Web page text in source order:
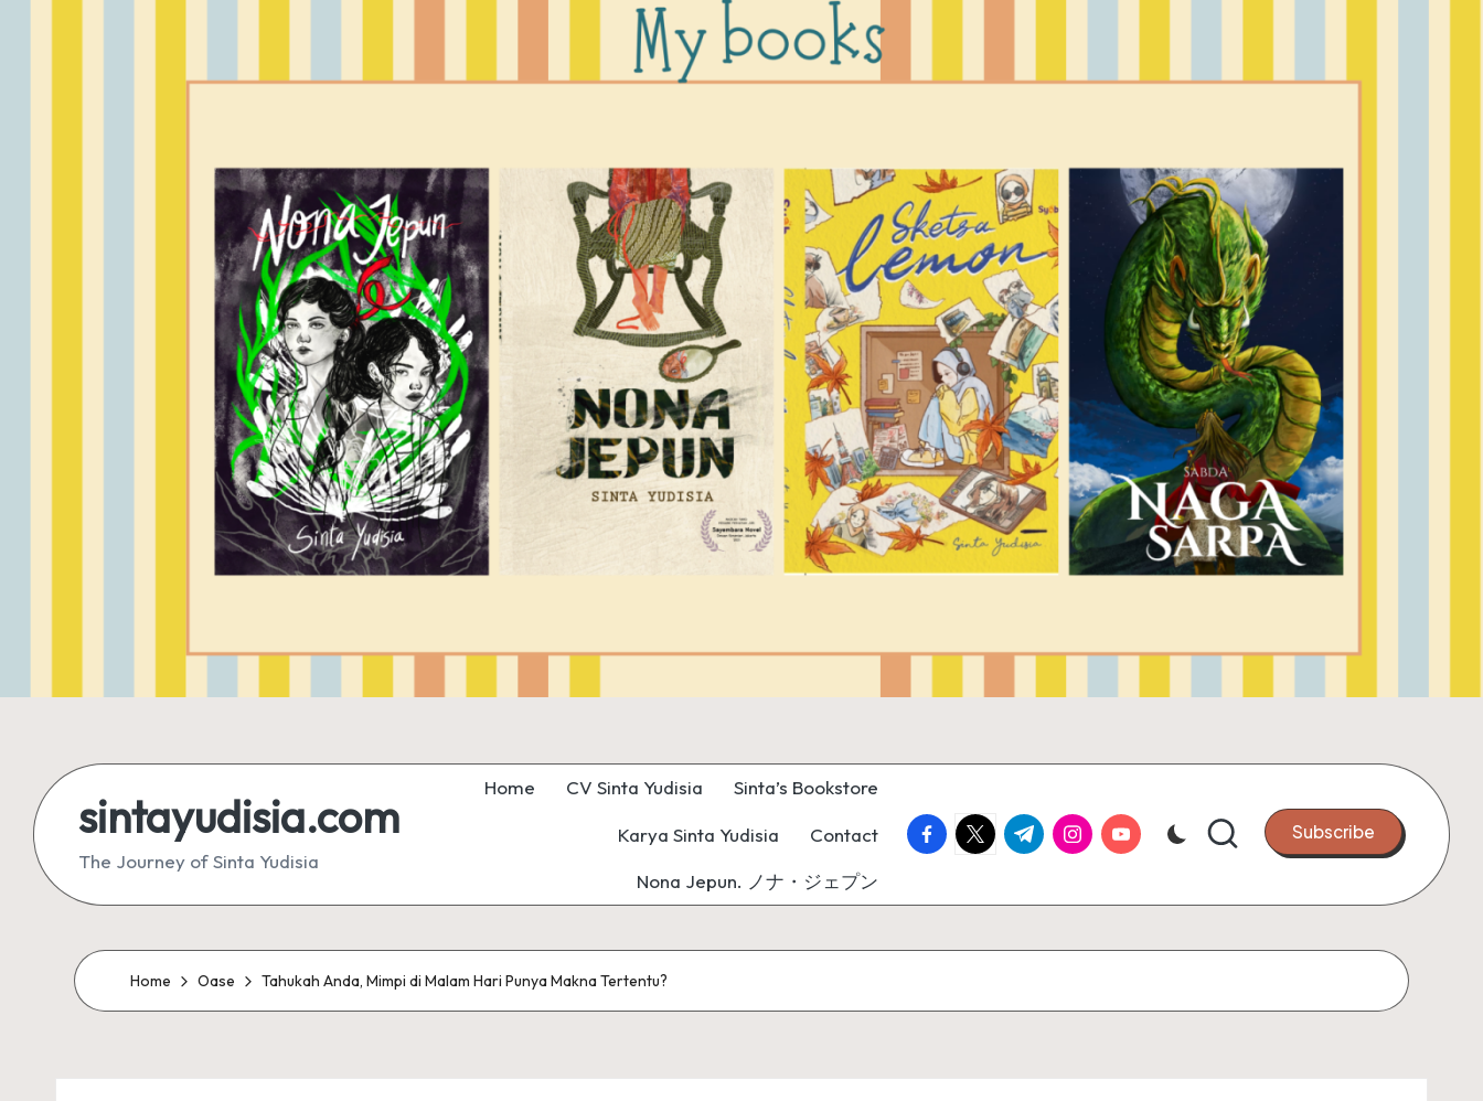
sintayudisia.com
The Journey of Sinta Yudisia
Home CV Sinta Yudisia Sinta’s Bookstore
Karya Sinta Yudisia Contact
Nona Jepun. ノナ・ジェプン
facebook.com
twitter.com
t.me instagram.com
youtube.com Subscribe
Home Oase Tahukah Anda, Mimpi di Malam Hari Punya Makna Tertentu?